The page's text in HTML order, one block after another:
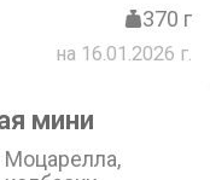
370 г
на 16.01.2026 г.
мини